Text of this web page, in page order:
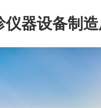
仪器设备制